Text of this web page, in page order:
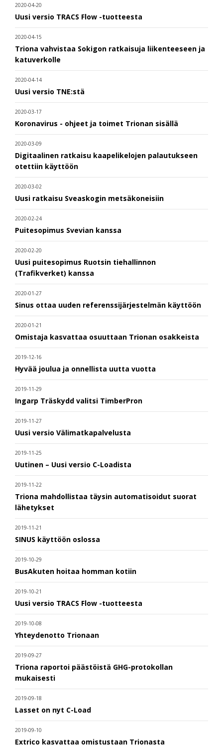
2020-04-20
Uusi versio TRACS Flow -tuotteesta
2020-04-15
Triona vahvistaa Sokigon ratkaisuja liikenteeseen ja
katuverkolle
2020-04-14
Uusi versio TNE:stä
2020-03-17
Koronavirus - ohjeet ja toimet Trionan sisällä
2020-03-09
Digitaalinen ratkaisu kaapelikelojen palautukseen
otettiin käyttöön
2020-03-02
Uusi ratkaisu Sveaskogin metsäkoneisiin
2020-02-24
Puitesopimus Svevian kanssa
2020-02-20
Uusi puitesopimus Ruotsin tiehallinnon
(Trafikverket) kanssa
2020-01-27
Sinus ottaa uuden referenssijärjestelmän käyttöön
2020-01-21
Omistaja kasvattaa osuuttaan Trionan osakkeista
2019-12-16
Hyvää joulua ja onnellista uutta vuotta
2019-11-29
Ingarp Träskydd valitsi TimberPron
2019-11-27
Uusi versio Välimatkapalvelusta
2019-11-25
Uutinen – Uusi versio C-Loadista
2019-11-22
Triona mahdollistaa täysin automatisoidut suorat
lähetykset
2019-11-21
SINUS käyttöön oslossa
2019-10-29
BusAkuten hoitaa homman kotiin
2019-10-21
Uusi versio TRACS Flow -tuotteesta
2019-10-08
Yhteydenotto Trionaan
2019-09-27
Triona raportoi päästöistä GHG-protokollan
mukaisesti
2019-09-18
Lasset on nyt C-Load
2019-09-10
Extrico kasvattaa omistustaan Trionasta